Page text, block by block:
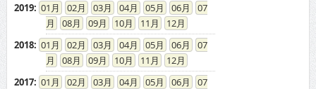
2019: 01 02 03 04 05 06
07
08
09 10 11
12
2018: 01 02 03 04 05 06
07
08
09 10 11
12
2017: 01 02 03 04 05 06
07